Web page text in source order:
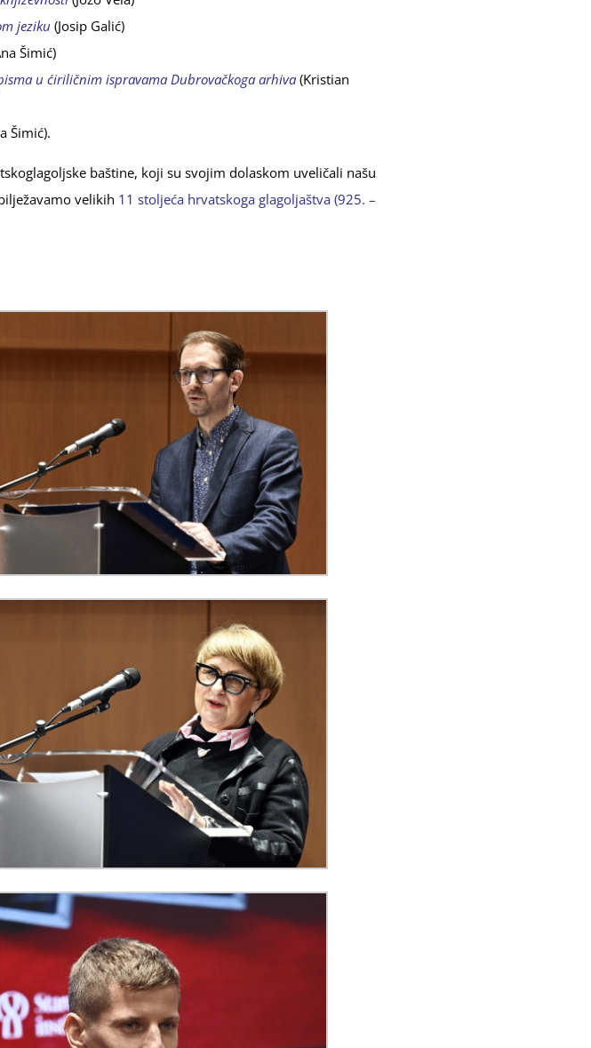
jeziku (Josip Galić)
Šimić)
u ćiriličnim ispravama Dubrovačkoga arhiva (Kristian
Šimić).
baštine, koji su svojim dolaskom uveličali našu
velikih 11 stoljeća hrvatskoga glagoljaštva (925. –